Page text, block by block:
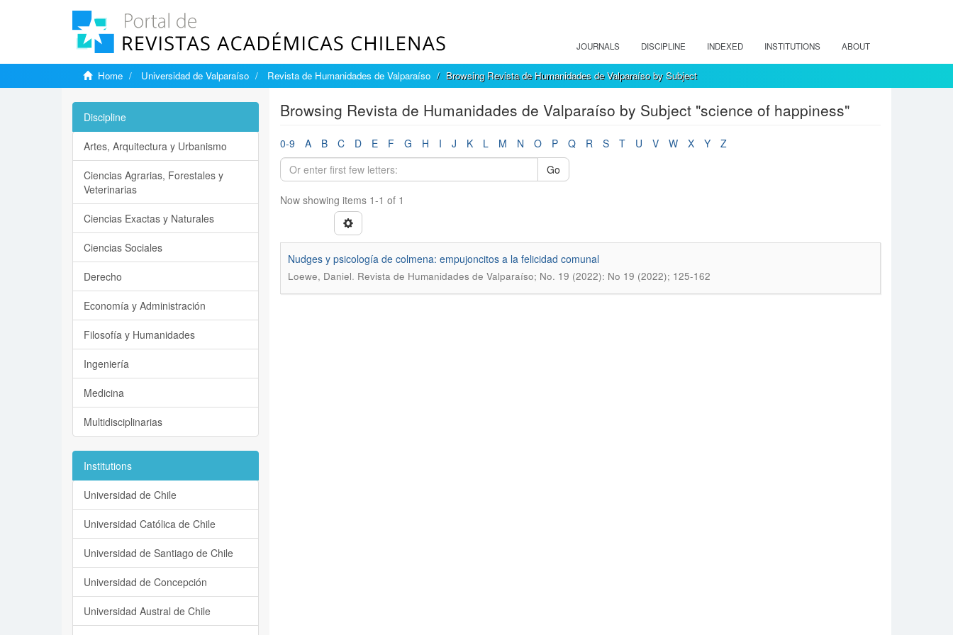
JOURNALS DISCIPLINE INDEXED INSTITUTIONS ABOUT
Home Universidad de Valparaíso Revista de Humanidades de Valparaíso Browsing Revista de Humanidades de Valparaíso by Subject
Browsing Revista de Humanidades de Valparaíso by Subject "science of happiness"
0-9 A B C D E F G H I J K L M N O P Q R S T U V W X Y
Z
Go
Now showing items 1-1 of 1
Nudges y psicología de colmena: empujoncitos a la felicidad comunal
Loewe, Daniel. Revista de Humanidades de Valparaíso; No. 19 (2022): No 19 (2022); 125-162
Discipline
Artes, Arquitectura y Urbanismo
Ciencias Agrarias, Forestales y
Veterinarias
Ciencias Exactas y Naturales
Ciencias Sociales
Derecho
Economía y Administración
Filosofía y Humanidades
Ingeniería
Medicina
Multidisciplinarias
Institutions
Universidad de Chile
Universidad Católica de Chile
Universidad de Santiago de Chile
Universidad de Concepción
Universidad Austral de Chile